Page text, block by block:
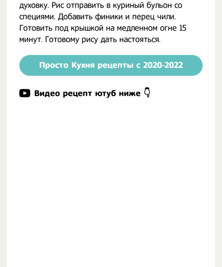
духовку. Рис отправить в куриный бульон со
специями. Добавить финики и перец чили.
Готовить под крышкой на медленном огне 15
минут. Готовому рису дать настояться.
Просто Кухня рецепты с 2020-2022
Видео рецепт ютуб ниже 👇